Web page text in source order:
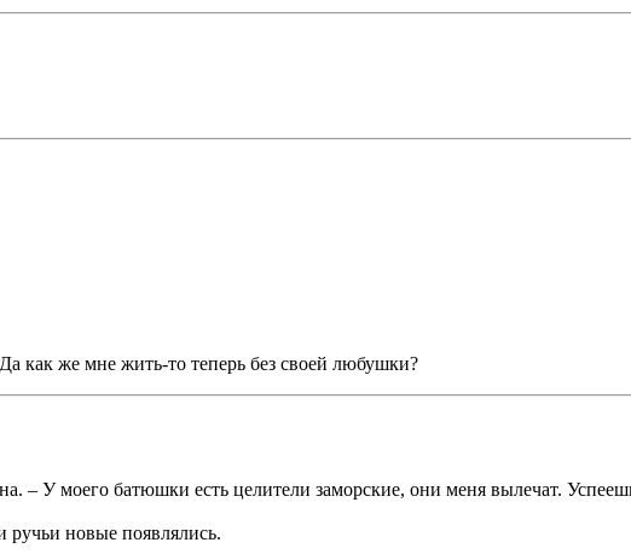
как же мне жить-то теперь без своей любушки?
– У моего батюшки есть целители заморские, они меня вылечат.
новые появлялись.